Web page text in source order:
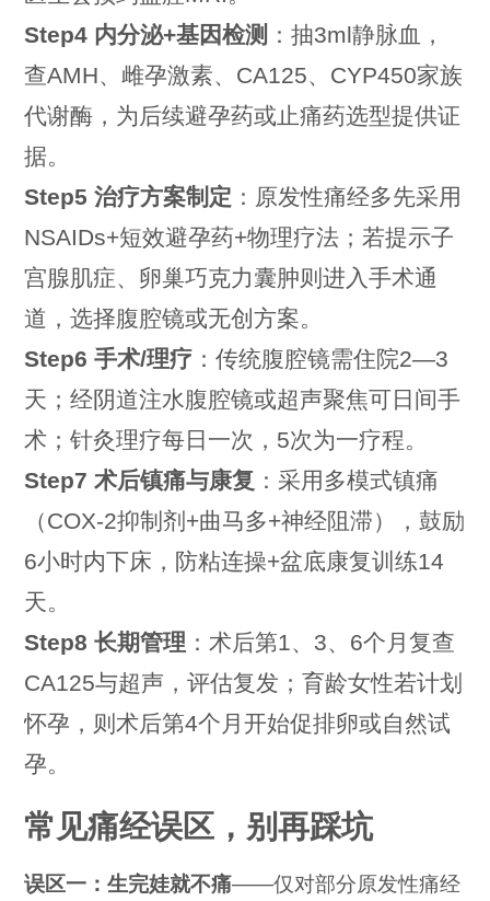
Step4 内分泌+基因检测 ：抽3ml静脉血，
查AMH、雌孕激素、CA125、CYP450家族
代谢酶，为后续避孕药或止痛药选型提供证
据。
Step5 治疗方案制定 ：原发性痛经多先采用
NSAIDs+短效避孕药+物理疗法；若提示子
宫腺肌症、卵巢巧克力囊肿则进入手术通
道，选择腹腔镜或无创方案。
Step6 手术/理疗 ：传统腹腔镜需住院2—3
天；经阴道注水腹腔镜或超声聚焦可日间手
术；针灸理疗每日一次，5次为一疗程。
Step7 术后镇痛与康复 ：采用多模式镇痛
（COX-2抑制剂+曲马多+神经阻滞），鼓励
6小时内下床，防粘连操+盆底康复训练14
天。
Step8 长期管理 ：术后第1、3、6个月复查
CA125与超声，评估复发；育龄女性若计划
怀孕，则术后第4个月开始促排卵或自然试
孕。
常见痛经误区，别再踩坑
误区一：生完娃就不痛——仅对部分原发性痛经